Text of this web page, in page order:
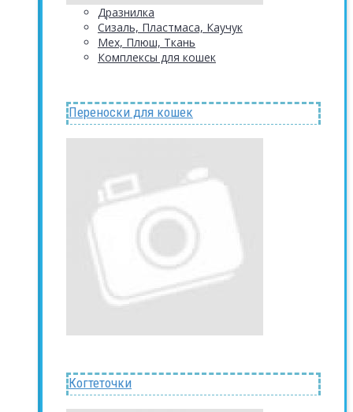
Дразнилка
Сизаль, Пластмаса, Каучук
Мех, Плюш, Ткань
Комплексы для кошек
Переноски для кошек
Когтеточки